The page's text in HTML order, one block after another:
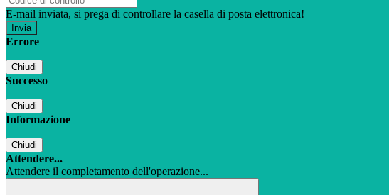
E-mail inviata, si prega di controllare la casella di posta elettronica!
Errore
Chiudi
Successo
Chiudi
Informazione
Chiudi
Attendere...
Attendere il completamento dell'operazione...